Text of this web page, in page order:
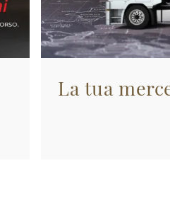
La tua